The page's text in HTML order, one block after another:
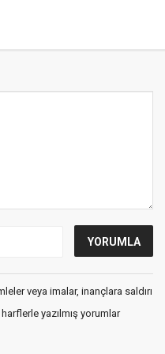
veya imalar, inançlara saldırı
yazılmış yorumlar